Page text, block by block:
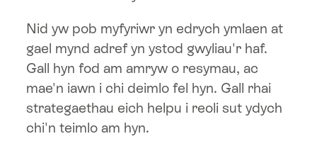
Nid yw pob myfyriwr yn edrych ymlaen at
gael mynd adref yn ystod gwyliau'r haf.
Gall hyn fod am amryw o resymau, ac
mae'n iawn i chi deimlo fel hyn. Gall rhai
strategaethau eich helpu i reoli sut ydych
chi'n teimlo am hyn.